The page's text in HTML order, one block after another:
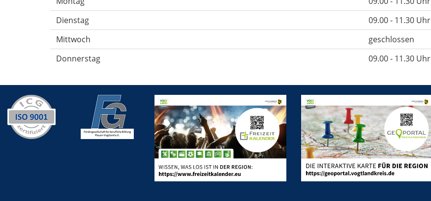
Dienstag
09.00 - 11.30 Uhr
Mittwoch
geschlossen
Donnerstag
09.00 - 11.30 Uhr